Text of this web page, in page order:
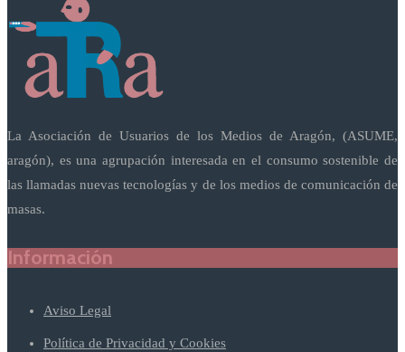
La Asociación de Usuarios de los Medios de Aragón, (ASUME,
aragón), es una agrupación interesada en el consumo sostenible de
las llamadas nuevas tecnologías y de los medios de comunicación de
masas.
Información
Aviso Legal
Política de Privacidad y Cookies